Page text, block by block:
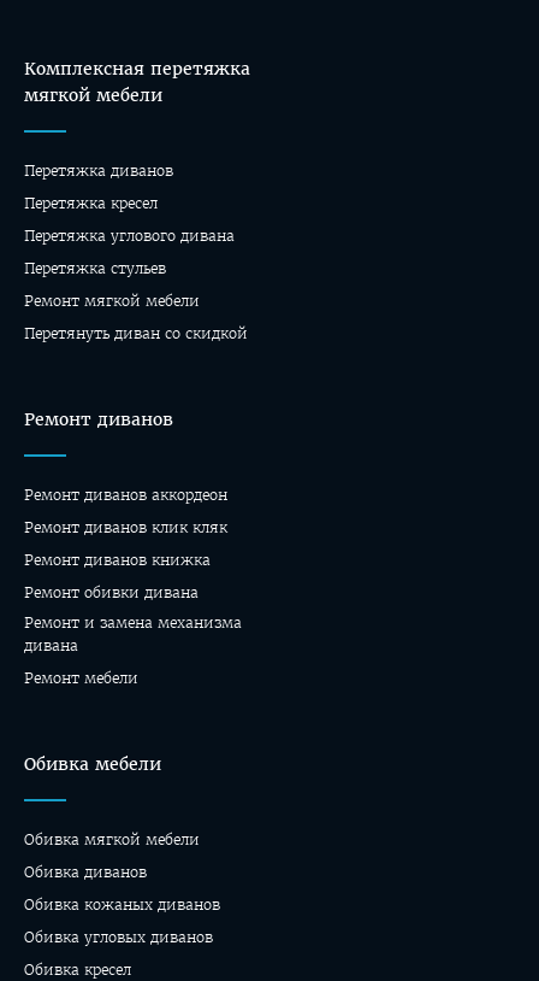
Комплексная перетяжка
мягкой мебели
Перетяжка диванов
Перетяжка кресел
Перетяжка углового дивана
Перетяжка стульев
Ремонт мягкой мебели
Перетянуть диван со скидкой
Ремонт диванов
Ремонт диванов аккордеон
Ремонт диванов клик кляк
Ремонт диванов книжка
Ремонт обивки дивана
Ремонт и замена механизма
дивана
Ремонт мебели
Обивка мебели
Обивка мягкой мебели
Обивка диванов
Обивка кожаных диванов
Обивка угловых диванов
Обивка кресел